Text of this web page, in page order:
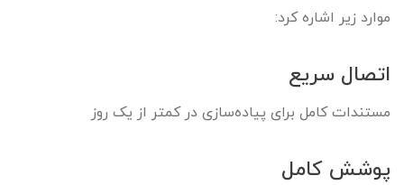
موارد زیر اشاره کرد:
اتصال سریع
مستندات کامل برای پیاده‌سازی در کمتر از یک روز
پوشش کامل